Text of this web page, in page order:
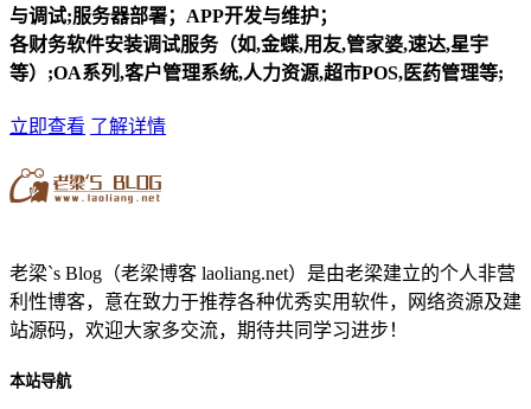
与调试;服务器部署；APP开发与维护；
各财务软件安装调试服务（如,金蝶,用友,管家婆,速达,星宇
等）;OA系列,客户管理系统,人力资源,超市POS,医药管理等;
立即查看 了解详情
老梁`s Blog（老梁博客 laoliang.net）是由老梁建立的个人非营
利性博客，意在致力于推荐各种优秀实用软件，网络资源及建
站源码，欢迎大家多交流，期待共同学习进步！
本站导航